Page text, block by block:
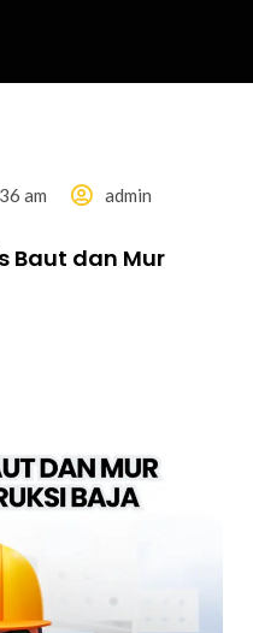
am admin
Baut dan Mur